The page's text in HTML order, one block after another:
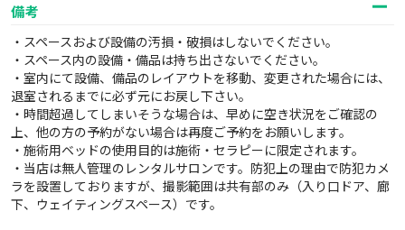
備考
・スペースおよび設備の汚損・破損はしないでください。
・スペース内の設備・備品は持ち出さないでください。
・室内にて設備、備品のレイアウトを移動、変更された場合には、
退室されるまでに必ず元にお戻し下さい。
・時間超過してしまいそうな場合は、早めに空き状況をご確認の
上、他の方の予約がない場合は再度ご予約をお願いします。
・施術用ベッドの使用目的は施術・セラピーに限定されます。
・当店は無人管理のレンタルサロンです。防犯上の理由で防犯カメ
ラを設置しておりますが、撮影範囲は共有部のみ（入り口ドア、廊
下、ウェイティングスペース）です。